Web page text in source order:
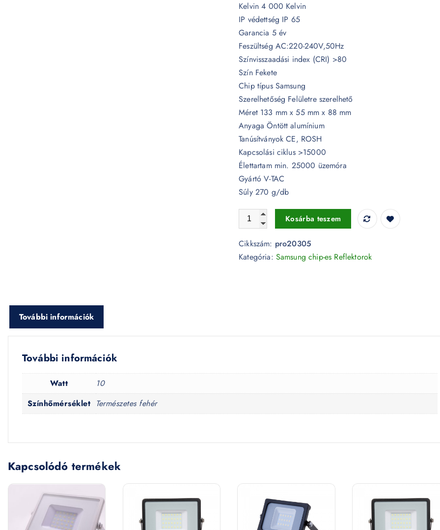
Kelvin 4 000 Kelvin
IP védettség IP 65
Garancia 5 év
Feszültség AC:220-240V,50Hz
Színvisszaadási index (CRI) >80
Szín Fekete
Chip típus Samsung
Szerelhetőség Felületre szerelhető
Méret 133 mm x 55 mm x 88 mm
Anyaga Öntött alumínium
Tanúsítványok CE, ROSH
Kapcsolási ciklus >15000
Élettartam min. 25000 üzemóra
Gyártó V-TAC
Súly 270 g/db
10W LED reflektor Samsung chip fekete 4000K -
Kosárba teszem
Cikkszám: pro20305
Kategória: Samsung chip-es Reflektorok
További információk
További információk
Watt
10
Színhőmérséklet Természetes fehér
Kapcsolódó termékek